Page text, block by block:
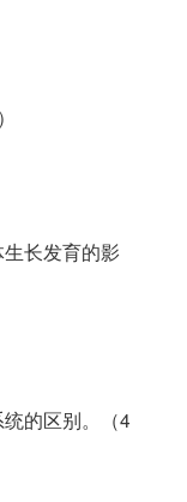
长发育的影
的区别。（4